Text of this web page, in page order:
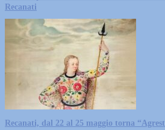
Recanati
Recanati, dal 22 al 25 maggio torna